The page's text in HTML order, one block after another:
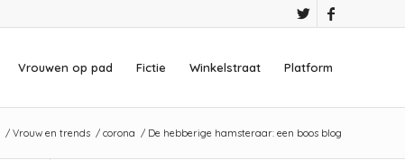
Vrouwen op pad Fictie Winkelstraat Platform
/ Vrouw en trends / corona / De hebberige hamsteraar: een boos blog